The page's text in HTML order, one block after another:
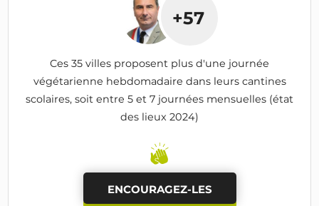
+57
Ces 35 villes proposent plus d'une journée
végétarienne hebdomadaire dans leurs cantines
scolaires, soit entre 5 et 7 journées mensuelles (état
des lieux 2024)
ENCOURAGEZ-LES